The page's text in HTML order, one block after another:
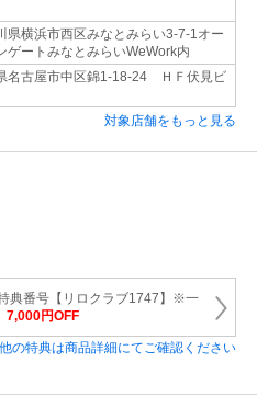
県横浜市西区みなとみらい3-7-1オー
ゲートみなとみらいWeWork内
名古屋市中区錦1‐18‐24 ＨＦ伏見ビ
対象店舗をもっと見る
典番号【リロクラブ1747】※一
7,000円OFF
の特典は商品詳細にてご確認ください